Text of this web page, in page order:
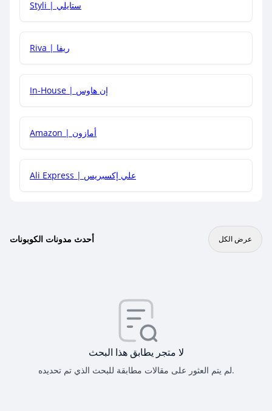
هل يمكنني جمع كود خصم مع العروض الأخرى؟
Styli | ستايلي
Riva | ريفا
In-House | إن هاوس
Amazon | أمازون
Ali Express | علي إكسبريس
أحدث مدونات الكوبونات عرض الكل
لا متجر يطابق هذا البحث
لم يتم العثور على مقالات مطابقة للبحث الذي تم تحديده.